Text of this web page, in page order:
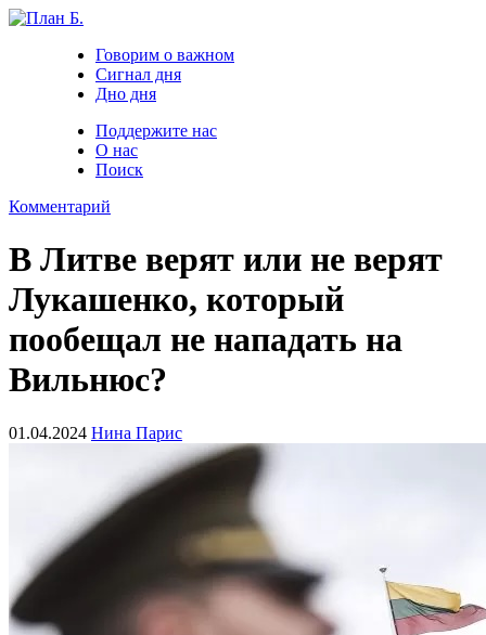
Говорим о важном
Сигнал дня
Дно дня
Поддержите нас
О нас
Поиск
Комментарий
В Литве верят или не верят
Лукашенко, который
пообещал не нападать на
Вильнюс?
01.04.2024 Нина Парис